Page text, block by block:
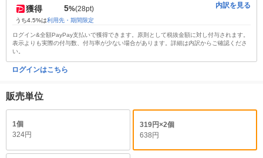
獲得 5%(28pt)
うち4.5%は利用先・期間限定
内訳を見る
ログイン&全額PayPay支払いで獲得できます。原則として税抜金額に対し付与されます。
表示よりも実際の付与数、付与率が少ない場合があります。詳細は内訳からご確認くださ
い。
ログインはこちら
販売単位
1個
324円
319円×2個
638円